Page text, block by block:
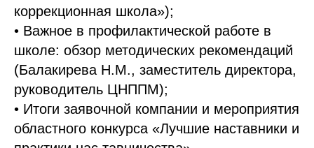
коррекционная школа»);
• Важное в профилактической работе в
школе: обзор методических рекомендаций
(Балакирева Н.М., заместитель директора,
руководитель ЦНППМ);
• Итоги заявочной компании и мероприятия
областного конкурса «Лучшие наставники и